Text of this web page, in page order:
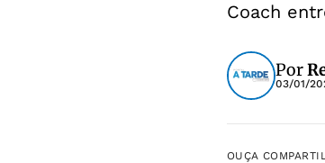
Coach
Por
03/01/
OUÇA